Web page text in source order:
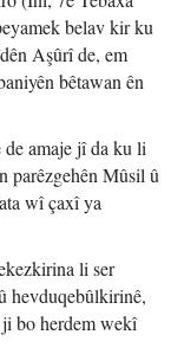
belav kir ku
Aşûrî de, em
bêtawan ên
amaje jî da ku li
parêzgehên Mûsil û
wî çaxî ya
li ser
hevduqebûlkirinê,
bo herdem wekî